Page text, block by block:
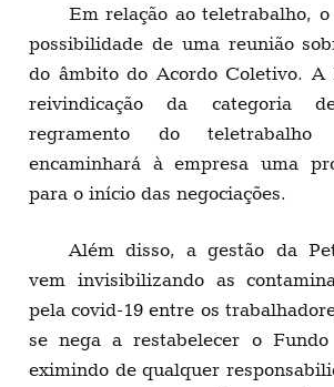
Em relação ao teletrabalho,
possibilidade de uma reunião
do âmbito do Acordo Coletivo.
reivindicação da categoria
regramento do
encaminhará à empresa uma
para o início das negociações.
Além disso, a gestão da
vem invisibilizando as
pela covid-19 entre os
se nega a restabelecer o
eximindo de qualquer